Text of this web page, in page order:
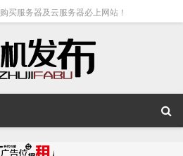
购买服务器及云服务器必上网站！